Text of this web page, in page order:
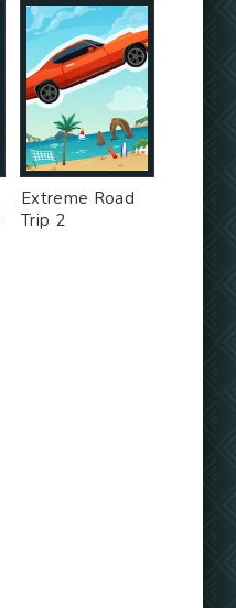
Extreme Road
Trip 2